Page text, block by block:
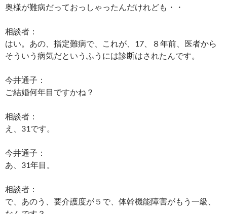
奥様が難病だっておっしゃったんだけれども・・
相談者：
はい。あの、指定難病で、これが、17、８年前、医者から
そういう病気だというふうには診断はされたんです。
今井通子：
ご結婚何年目ですかね？
相談者：
え、31です。
今井通子：
あ、31年目。
相談者：
で、あのう、要介護度が５で、体幹機能障害がもう一級、